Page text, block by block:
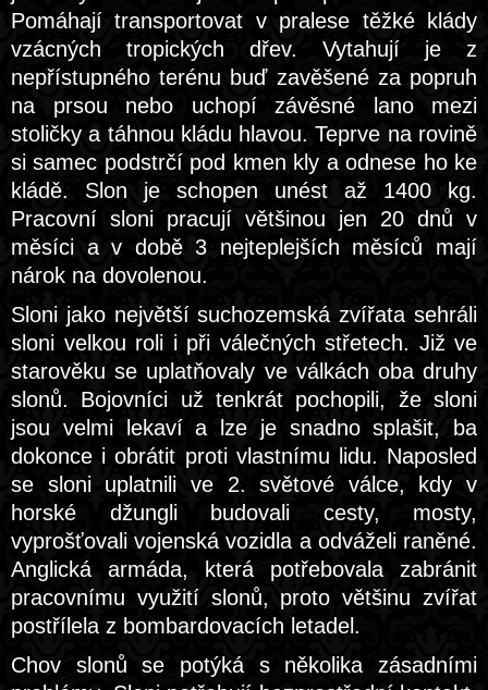
Pomáhají transportovat v pralese těžké klády
vzácných tropických dřev. Vytahují je z
nepřístupného terénu buď zavěšené za popruh
na prsou nebo uchopí závěsné lano mezi
stoličky a táhnou kládu hlavou. Teprve na rovině
si samec podstrčí pod kmen kly a odnese ho ke
kládě. Slon je schopen unést až 1400 kg.
Pracovní sloni pracují většinou jen 20 dnů v
měsíci a v době 3 nejteplejších měsíců mají
nárok na dovolenou.
Sloni jako největší suchozemská zvířata sehráli
sloni velkou roli i při válečných střetech. Již ve
starověku se uplatňovaly ve válkách oba druhy
slonů. Bojovníci už tenkrát pochopili, že sloni
jsou velmi lekaví a lze je snadno splašit, ba
dokonce i obrátit proti vlastnímu lidu. Naposled
se sloni uplatnili ve 2. světové válce, kdy v
horské džungli budovali cesty, mosty,
vyprošťovali vojenská vozidla a odváželi raněné.
Anglická armáda, která potřebovala zabránit
pracovnímu využití slonů, proto většinu zvířat
postřílela z bombardovacích letadel.
Chov slonů se potýká s několika zásadními